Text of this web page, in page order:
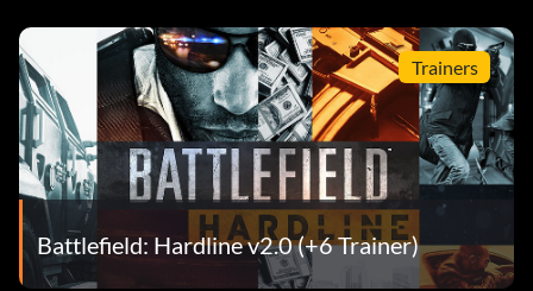
Trainers
Battlefield: Hardline v2.0 (+6 Trainer)